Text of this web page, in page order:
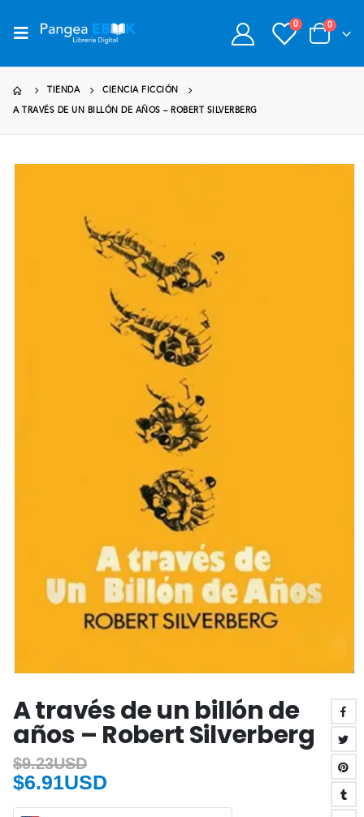
0 0
TIENDA CIENCIA FICCIÓN
A TRAVÉS DE UN BILLÓN DE AÑOS – ROBERT SILVERBERG
A través de un billón de
años – Robert Silverberg
$9.23USD
$6.91USD